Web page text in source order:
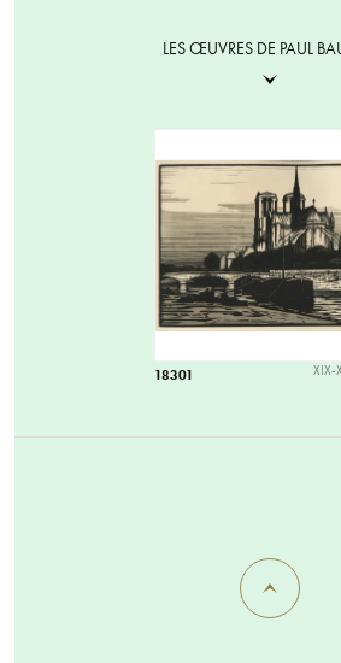
LES ŒUVRES DE PAUL
18301 XIX-